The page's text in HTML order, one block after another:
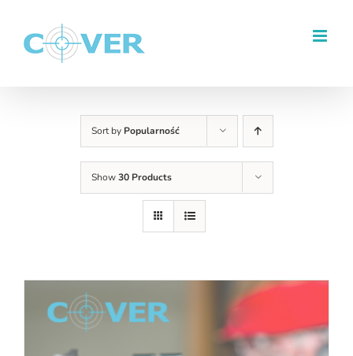
zawartości
Sort by Popularność
Show30 Products